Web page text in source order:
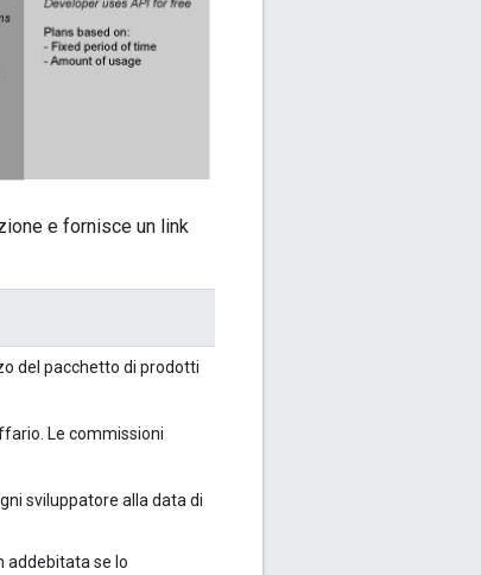
e fornisce un link
del pacchetto di prodotti
Le commissioni
sviluppatore alla data di
addebitata se lo